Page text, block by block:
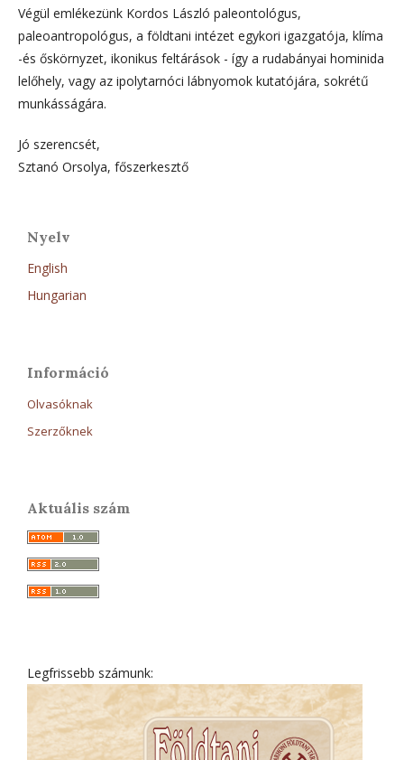
Végül emlékezünk Kordos László paleontológus,
paleoantropológus, a földtani intézet egykori igazgatója, klíma
-és őskörnyzet, ikonikus feltárások - így a rudabányai hominida
lelőhely, vagy az ipolytarnóci lábnyomok kutatójára, sokrétű
munkásságára.
Jó szerencsét,
Sztanó Orsolya, főszerkesztő
Nyelv
English
Hungarian
Információ
Olvasóknak
Szerzőknek
Aktuális szám
Legfrissebb számunk: